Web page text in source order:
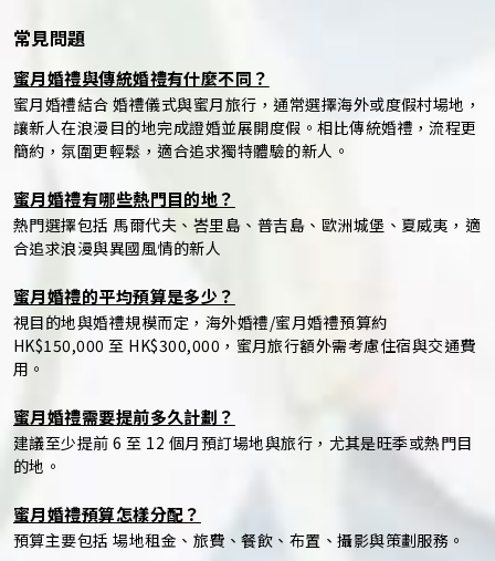
常見問題
蜜月婚禮與傳統婚禮有什麼不同？
蜜月婚禮結合 婚禮儀式與蜜月旅行，通常選擇海外或度假村場地，
讓新人在浪漫目的地完成證婚並展開度假。相比傳統婚禮，流程更
簡約，氛圍更輕鬆，適合追求獨特體驗的新人。
蜜月婚禮有哪些熱門目的地？
熱門選擇包括 馬爾代夫、峇里島、普吉島、歐洲城堡、夏威夷，適
合追求浪漫與異國風情的新人
蜜月婚禮的平均預算是多少？
視目的地與婚禮規模而定，海外婚禮/蜜月婚禮預算約
HK$150,000 至 HK$300,000，蜜月旅行額外需考慮住宿與交通費
用。
蜜月婚禮需要提前多久計劃？
建議至少提前 6 至 12 個月預訂場地與旅行，尤其是旺季或熱門目
的地。
蜜月婚禮預算怎樣分配？
預算主要包括 場地租金、旅費、餐飲、布置、攝影與策劃服務。